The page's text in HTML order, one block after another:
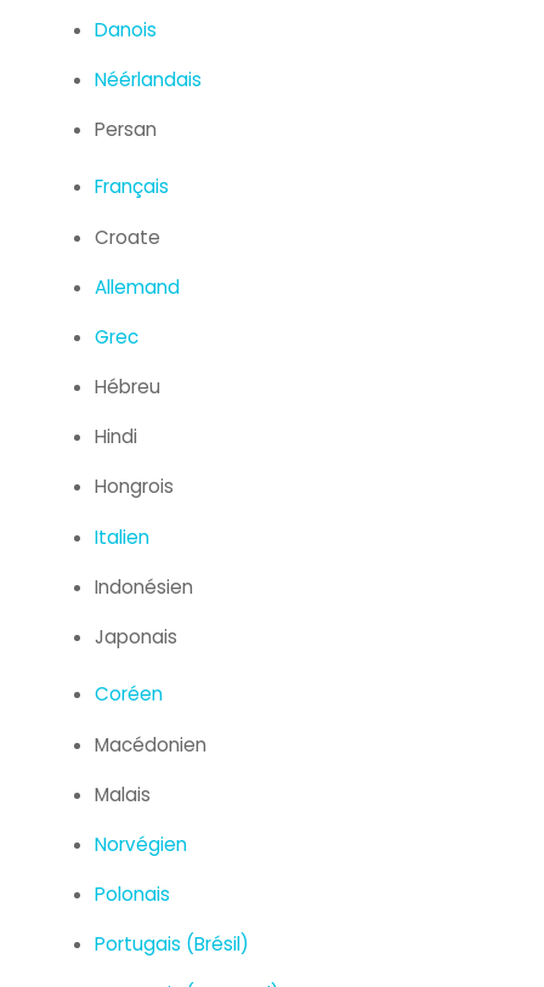
Danois
Néérlandais
Persan
Français
Croate
Allemand
Grec
Hébreu
Hindi
Hongrois
Italien
Indonésien
Japonais
Coréen
Macédonien
Malais
Norvégien
Polonais
Portugais (Brésil)